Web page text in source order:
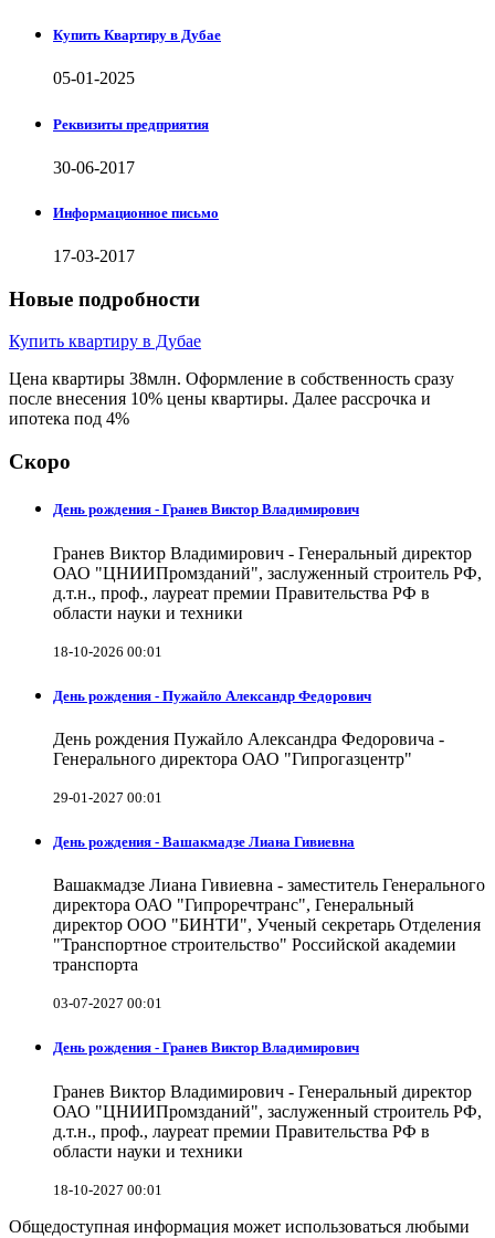
Купить Квартиру в Дубае
05-01-2025
Реквизиты предприятия
30-06-2017
Информационное письмо
17-03-2017
Новые подробности
Купить квартиру в Дубае
Цена квартиры 38млн. Оформление в собственность сразу
после внесения 10% цены квартиры. Далее рассрочка и
ипотека под 4%
Скоро
День рождения - Гранев Виктор Владимирович
Гранев Виктор Владимирович - Генеральный директор
ОАО "ЦНИИПромзданий", заслуженный строитель РФ,
д.т.н., проф., лауреат премии Правительства РФ в
области науки и техники
18-10-2026 00:01
День рождения - Пужайло Александр Федорович
День рождения Пужайло Александра Федоровича -
Генерального директора ОАО "Гипрогазцентр"
29-01-2027 00:01
День рождения - Вашакмадзе Лиана Гивиевна
Вашакмадзе Лиана Гивиевна - заместитель Генерального
директора ОАО "Гипроречтранс", Генеральный
директор ООО "БИНТИ", Ученый секретарь Отделения
"Транспортное строительство" Российской академии
транспорта
03-07-2027 00:01
День рождения - Гранев Виктор Владимирович
Гранев Виктор Владимирович - Генеральный директор
ОАО "ЦНИИПромзданий", заслуженный строитель РФ,
д.т.н., проф., лауреат премии Правительства РФ в
области науки и техники
18-10-2027 00:01
Общедоступная информация может использоваться любыми